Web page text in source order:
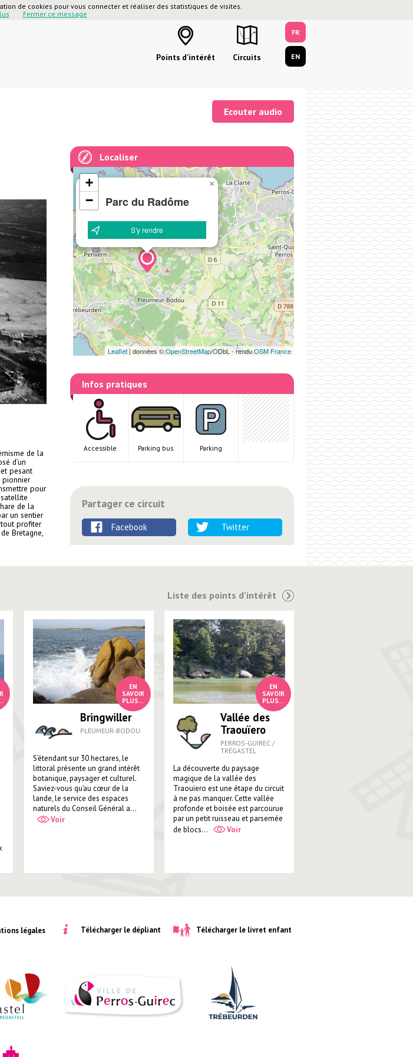
de cookies pour vous connecter et réaliser des statistiques de visites.
Fermer ce message
Points d'intérêt Circuits
FR
EN
Ecouter audio
de la
d’un
pesant
pionnier
pour
de la
un sentier
profiter
Bretagne,
Localiser
Parc du Radôme
S'y rendre
×
+
−
Leaflet| données ©OpenStreetMap/ODbL - renduOSM France
Infos pratiques
Accessible Parking bus Parking
Partager ce circuit
Facebook Twitter
Liste des points d'intérêt
Bringwiller
PLEUMEUR-BODOU
S’étendant sur 30 hectares, le
littoral présente un grand intérêt
botanique, paysager et culturel.
Saviez-vous qu’au cœur de la
lande, le service des espaces
naturels du Conseil Général a...
Voir
Vallée des
Traouïero
PERROS-GUIREC /
TRÉGASTEL
La découverte du paysage
magique de la vallée des
Traouïero est une étape du circuit
à ne pas manquer. Cette vallée
profonde et boisée est parcourue
par un petit ruisseau et parsemée
de blocs...
Voir
légales Télécharger le dépliant Télécharger le livret enfant